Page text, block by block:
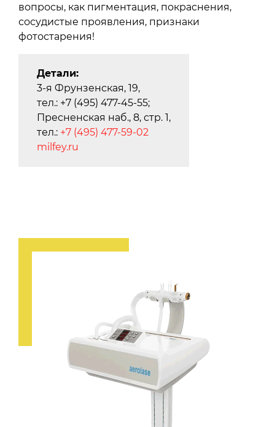
вопросы, как пигментация, покраснения,
сосудистые проявления, признаки
фотостарения!
Детали:
3-я Фрунзенская, 19,
тел.: +7 (495) 477-45-55;
Пресненская наб., 8, стр. 1,
тел.: +7 (495) 477-59-02
milfey.ru